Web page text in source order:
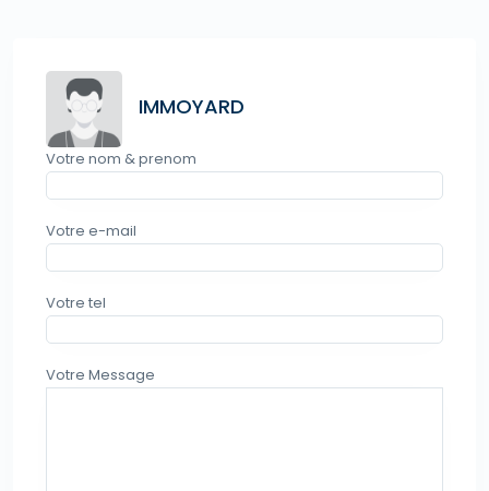
IMMOYARD
Votre nom & prenom
Votre e-mail
Votre tel
Votre Message